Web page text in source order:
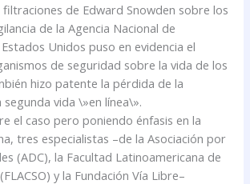
de Edward Snowden sobre los
de la Agencia Nacional de
Unidos puso en evidencia el
de seguridad sobre la vida de los
hizo patente la pérdida de la
vida \»en línea\».
el caso pero poniendo énfasis en la
tres especialistas –de la Asociación por
(ADC), la Facultad Latinoamericana de
y la Fundación Vía Libre–